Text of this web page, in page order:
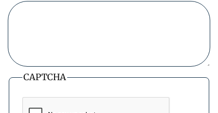
CAPTCHA